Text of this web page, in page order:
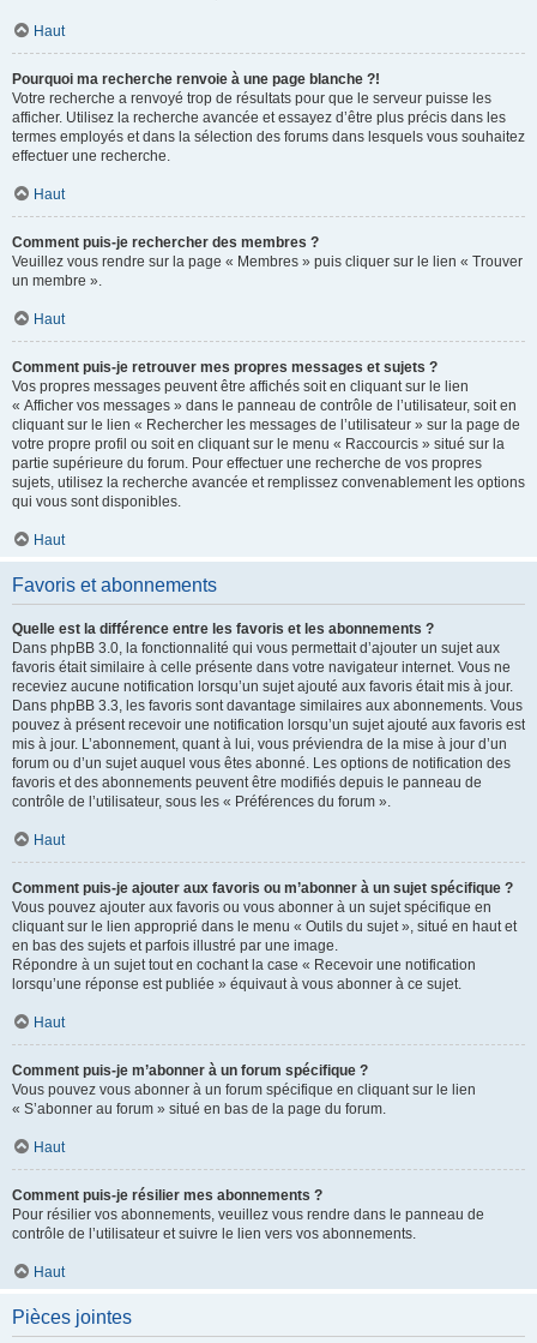
Haut
Pourquoi ma recherche renvoie à une page blanche ?!
Votre recherche a renvoyé trop de résultats pour que le serveur puisse les
afficher. Utilisez la recherche avancée et essayez d’être plus précis dans les
termes employés et dans la sélection des forums dans lesquels vous souhaitez
effectuer une recherche.
Haut
Comment puis-je rechercher des membres ?
Veuillez vous rendre sur la page « Membres » puis cliquer sur le lien « Trouver
un membre ».
Haut
Comment puis-je retrouver mes propres messages et sujets ?
Vos propres messages peuvent être affichés soit en cliquant sur le lien
« Afficher vos messages » dans le panneau de contrôle de l’utilisateur, soit en
cliquant sur le lien « Rechercher les messages de l’utilisateur » sur la page de
votre propre profil ou soit en cliquant sur le menu « Raccourcis » situé sur la
partie supérieure du forum. Pour effectuer une recherche de vos propres
sujets, utilisez la recherche avancée et remplissez convenablement les options
qui vous sont disponibles.
Haut
Favoris et abonnements
Quelle est la différence entre les favoris et les abonnements ?
Dans phpBB 3.0, la fonctionnalité qui vous permettait d’ajouter un sujet aux
favoris était similaire à celle présente dans votre navigateur internet. Vous ne
receviez aucune notification lorsqu’un sujet ajouté aux favoris était mis à jour.
Dans phpBB 3.3, les favoris sont davantage similaires aux abonnements. Vous
pouvez à présent recevoir une notification lorsqu’un sujet ajouté aux favoris est
mis à jour. L’abonnement, quant à lui, vous préviendra de la mise à jour d’un
forum ou d’un sujet auquel vous êtes abonné. Les options de notification des
favoris et des abonnements peuvent être modifiés depuis le panneau de
contrôle de l’utilisateur, sous les « Préférences du forum ».
Haut
Comment puis-je ajouter aux favoris ou m’abonner à un sujet spécifique ?
Vous pouvez ajouter aux favoris ou vous abonner à un sujet spécifique en
cliquant sur le lien approprié dans le menu « Outils du sujet », situé en haut et
en bas des sujets et parfois illustré par une image.
Répondre à un sujet tout en cochant la case « Recevoir une notification
lorsqu’une réponse est publiée » équivaut à vous abonner à ce sujet.
Haut
Comment puis-je m’abonner à un forum spécifique ?
Vous pouvez vous abonner à un forum spécifique en cliquant sur le lien
« S’abonner au forum » situé en bas de la page du forum.
Haut
Comment puis-je résilier mes abonnements ?
Pour résilier vos abonnements, veuillez vous rendre dans le panneau de
contrôle de l’utilisateur et suivre le lien vers vos abonnements.
Haut
Pièces jointes